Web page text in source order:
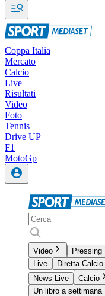
Coppa Italia
Mercato
Calcio
Live
Risultati
Video
Foto
Tennis
Drive UP
F1
MotoGp
Video Pressing
Live
Diretta Calcio
News Live
Calcio
Un libro a settimana